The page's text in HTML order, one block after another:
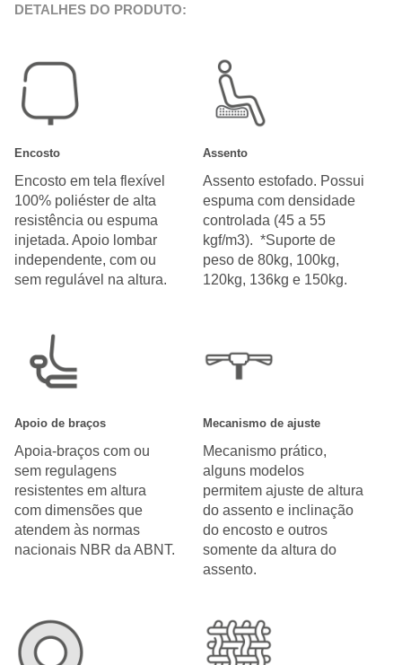
DETALHES DO PRODUTO:
Encosto
Encosto em tela flexível
100% poliéster de alta
resistência ou espuma
injetada. Apoio lombar
independente, com ou
sem regulável na altura.
Assento
Assento estofado. Possui
espuma com densidade
controlada (45 a 55
kgf/m3). *Suporte de
peso de 80kg, 100kg,
120kg, 136kg e 150kg.
Apoio de braços
Apoia-braços com ou
sem regulagens
resistentes em altura
com dimensões que
atendem às normas
nacionais NBR da ABNT.
Mecanismo de ajuste
Mecanismo prático,
alguns modelos
permitem ajuste de altura
do assento e inclinação
do encosto e outros
somente da altura do
assento.